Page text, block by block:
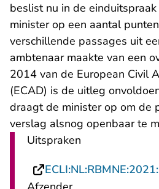
beslist nu in de
minister op een aantal
verschillende passages uit
ambtenaar maakte van een
2014 van de European Civil
(ECAD) is de uitleg
draagt de minister op om de
verslag alsnog openbaar te
Uitspraken